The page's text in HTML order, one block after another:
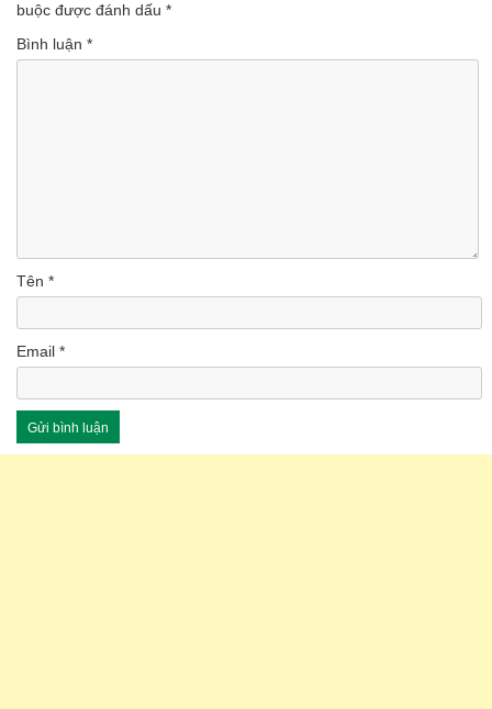
buộc được đánh dấu *
Bình luận *
Tên *
Email *